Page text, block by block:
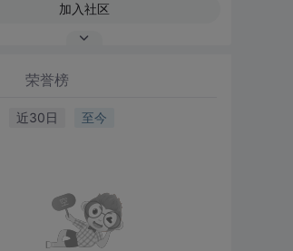
加入社区
荣誉榜
近30日 至今